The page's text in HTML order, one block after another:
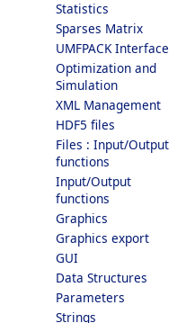
Statistics
Sparses Matrix
UMFPACK Interface
Optimization and
Simulation
XML Management
HDF5 files
Files : Input/Output
functions
Input/Output
functions
Graphics
Graphics export
GUI
Data Structures
Parameters
Strings